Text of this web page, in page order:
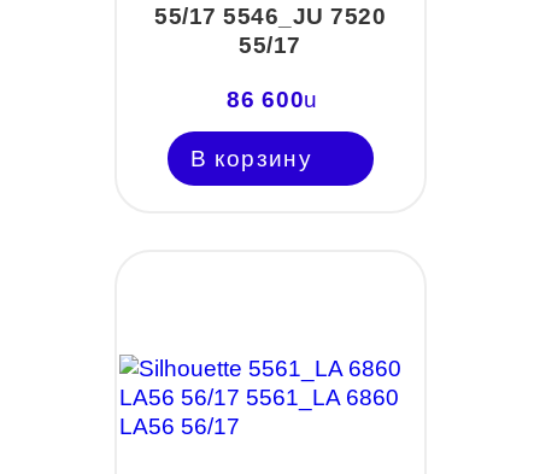
55/17 5546_JU 7520
55/17
86 600u
В корзину